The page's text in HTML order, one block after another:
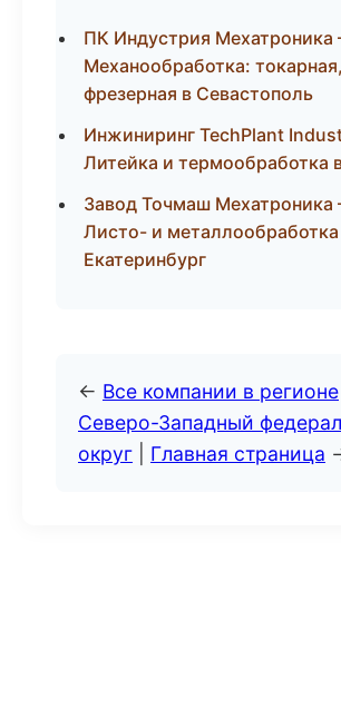
ПК Индустрия
Механообработка: токарная,
фрезерная в Севастополь
Инжиниринг TechPlant
Литейка и термообработка
Завод Точмаш
Листо- и металлообработка
Екатеринбург
← Все компании в регионе
Северо-Западный
округ
Главная страница